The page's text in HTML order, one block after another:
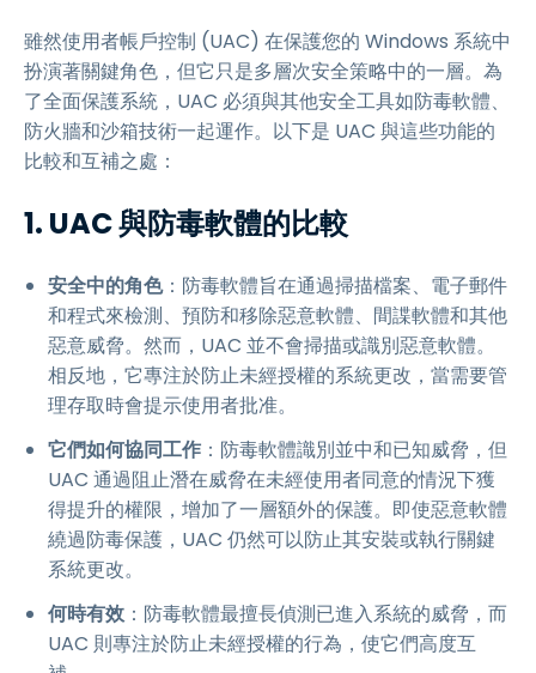
雖然使用者帳戶控制 (UAC) 在保護您的 Windows 系統中
扮演著關鍵角色，但它只是多層次安全策略中的一層。為
了全面保護系統，UAC 必須與其他安全工具如防毒軟體、
防火牆和沙箱技術一起運作。以下是 UAC 與這些功能的
比較和互補之處：
1. UAC 與防毒軟體的比較
安全中的角色：防毒軟體旨在通過掃描檔案、電子郵件
和程式來檢測、預防和移除惡意軟體、間諜軟體和其他
惡意威脅。然而，UAC 並不會掃描或識別惡意軟體。
相反地，它專注於防止未經授權的系統更改，當需要管
理存取時會提示使用者批准。
它們如何協同工作 ：防毒軟體識別並中和已知威脅，但
UAC 通過阻止潛在威脅在未經使用者同意的情況下獲
得提升的權限，增加了一層額外的保護。即使惡意軟體
繞過防毒保護，UAC 仍然可以防止其安裝或執行關鍵
系統更改。
何時有效：防毒軟體最擅長偵測已進入系統的威脅，而
UAC 則專注於防止未經授權的行為，使它們高度互